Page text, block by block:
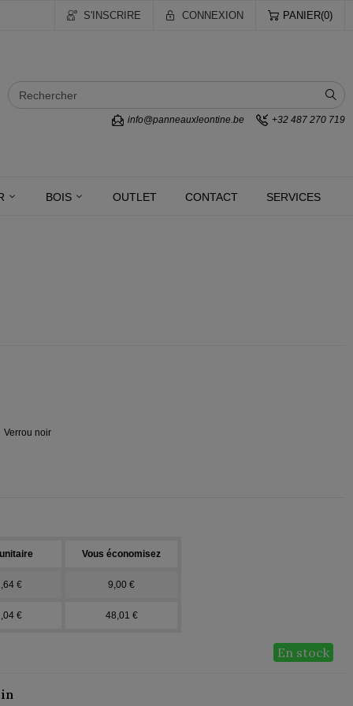
S'INSCRIRE CONNEXION PANIER 0
info@panneauxleontine.be +32 487 270 719
BOIS OUTLET CONTACT SERVICES
Verrou noir
Vous économisez
€ 9,00 €
€ 48,01 €
En stock